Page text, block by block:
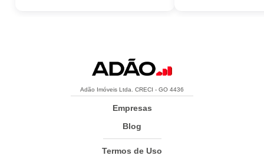
Adão Imóveis Ltda. CRECI - GO 4436
Empresas
Blog
Termos de Uso